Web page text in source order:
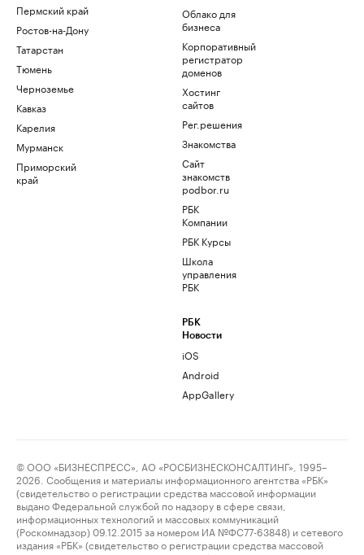
Пермский край
Ростов-на-Дону
Татарстан
Тюмень
Черноземье
Кавказ
Карелия
Мурманск
Приморский
край
Облако для
бизнеса
Корпоративный
регистратор
доменов
Хостинг
сайтов
Рег.решения
Знакомства
Сайт
знакомств
podbor.ru
РБК
Компании
РБК Курсы
Школа
управления
РБК
РБК
Новости
iOS
Android
AppGallery
© ООО «БИЗНЕСПРЕСС», АО «РОСБИЗНЕСКОНСАЛТИНГ», 1995–
2026. Сообщения и материалы информационного агентства «РБК»
(свидетельство о регистрации средства массовой информации
выдано Федеральной службой по надзору в сфере связи,
информационных технологий и массовых коммуникаций
(Роскомнадзор) 09.12.2015 за номером ИА №ФС77-63848) и сетевого
издания «РБК» (свидетельство о регистрации средства массовой